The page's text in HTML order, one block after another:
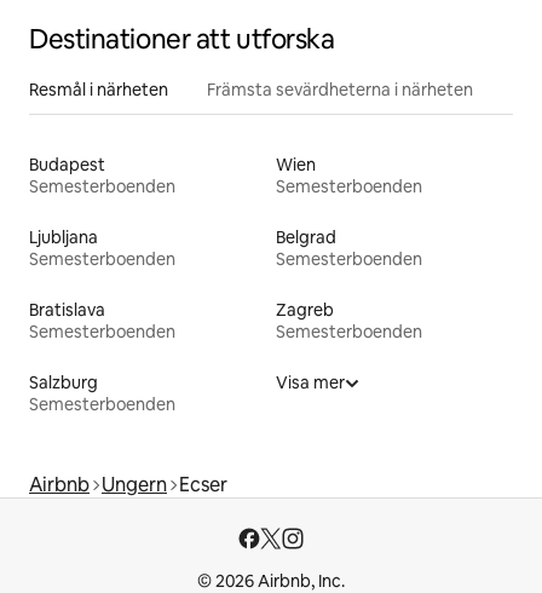
Destinationer att utforska
Resmål i närheten Främsta sevärdheterna i närheten
Budapest
Semesterboenden
Wien
Semesterboenden
Ljubljana
Semesterboenden
Belgrad
Semesterboenden
Bratislava
Semesterboenden
Zagreb
Semesterboenden
Salzburg
Semesterboenden
Visa mer
Airbnb Ungern Ecser
© 2026 Airbnb, Inc.